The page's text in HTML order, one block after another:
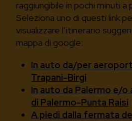
raggiungibile in pochi minuti a
Seleziona uno di questi link
visualizzare l’itinerario
mappa di google:
In auto da/per
Trapani-Birgi
In auto da Palermo e/
di Palermo-Punta Raisi
A piedi dalla fermata